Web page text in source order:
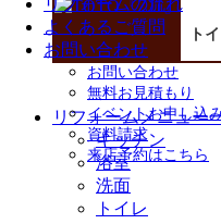
よくあるご質問
お問い合わせ
お問い合わせ
無料お見積もり
イベントお申し込
資料請求
来店予約はこちら
ト
リフォームメニュー
キッチン
浴室
洗面
トイレ